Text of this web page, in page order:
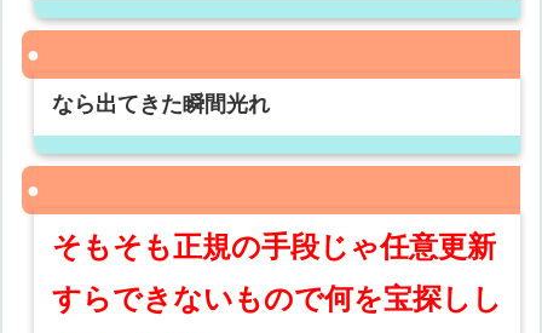
なら出てきた瞬間光れ
そもそも正規の手段じゃ任意更新
すらできないもので何を宝探しし